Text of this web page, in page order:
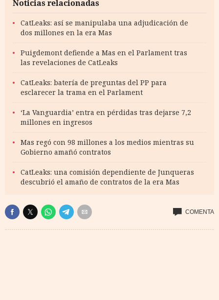
Noticias relacionadas
CatLeaks: así se manipulaba una adjudicación de
dos millones en la era Mas
Puigdemont defiende a Mas en el Parlament tras
las revelaciones de CatLeaks
CatLeaks: batería de preguntas del PP para
esclarecer la trama en el Parlament
‘La Vanguardia’ entra en pérdidas tras dejarse 7,2
millones en ingresos
Mas regó con 98 millones a los medios mientras su
Gobierno amañó contratos
CatLeaks: una comisión dependiente de Junqueras
descubrió el amaño de contratos de la era Mas